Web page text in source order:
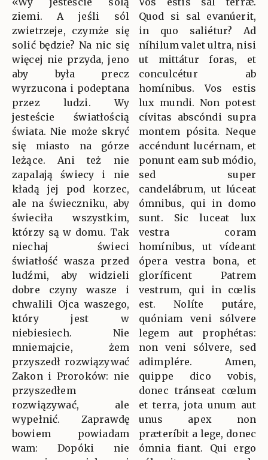
ziemi. A jeśli sól
zwietrzeje, czymże się
solić będzie? Na nic się
więcej nie przyda, jeno
aby była precz
wyrzucona i podeptana
przez ludzi. Wy
jesteście światłością
świata. Nie może skryć
się miasto na górze
leżące. Ani też nie
zapalają świecy i nie
kładą jej pod korzec,
ale na świeczniku, aby
świeciła wszystkim,
którzy są w domu. Tak
niechaj świeci
światłość wasza przed
ludźmi, aby widzieli
dobre czyny wasze i
chwalili Ojca waszego,
który jest w
niebiesiech. Nie
mniemajcie, żem
przyszedł rozwiązywać
Zakon i Proroków: nie
przyszedłem
rozwiązywać, ale
wypełnić. Zaprawdę
bowiem powiadam
wam: Dopóki nie
Quod si sal evanúerit,
in quo saliétur? Ad
níhilum valet ultra, nisi
ut mittátur foras, et
conculcétur ab
homínibus. Vos estis
lux mundi. Non potest
cívitas abscóndi supra
montem pósita. Neque
accéndunt lucérnam, et
ponunt eam sub módio,
sed super
candelábrum, ut lúceat
ómnibus, qui in domo
sunt. Sic luceat lux
vestra coram
homínibus, ut vídeant
ópera vestra bona, et
gloríficent Patrem
vestrum, qui in cœlis
est. Nolíte putáre,
quóniam veni sólvere
legem aut prophétas:
non veni sólvere, sed
adimplére. Amen,
quippe dico vobis,
donec tránseat cœlum
et terra, jota unum aut
unus apex non
præteríbit a lege, donec
ómnia fiant. Qui ergo